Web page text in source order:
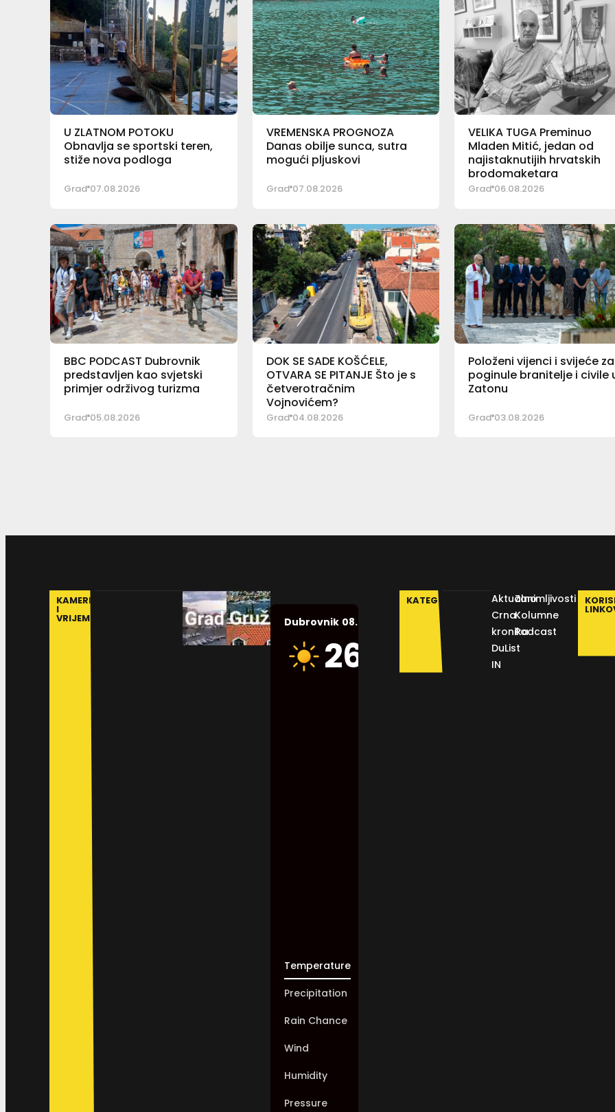
U ZLATNOM POTOKU
Obnavlja se sportski teren,
stiže nova podloga
Grad 07.08.2026
VREMENSKA PROGNOZA
Danas obilje sunca, sutra
mogući pljuskovi
Grad 07.08.2026
VELIKA TUGA Preminuo
Mladen Mitić, jedan od
najistaknutijih hrvatskih
brodomaketara
Grad 06.08.2026
BBC PODCAST Dubrovnik
predstavljen kao svjetski
primjer održivog turizma
Grad 05.08.2026
DOK SE SADE KOŠĆELE,
OTVARA SE PITANJE Što je s
četverotračnim
Vojnovićem?
Grad 04.08.2026
Položeni vijenci i svijeće za
poginule branitelje i civile
Zatonu
Grad 03.08.2026
KAMERE
I
VRIJEME Dubrovnik 08.08.2026.
26
Humidity:
Temperature
Precipitation
Rain Chance
Wind
Humidity
Pressure
KATEGORIJE
Aktualno
Crna
kronika
DuList
IN
Zanimljivosti
Kolumne
Podcast